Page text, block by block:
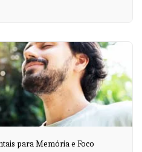
para Memória e Foco